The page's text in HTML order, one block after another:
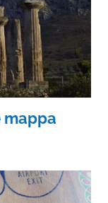
mappa